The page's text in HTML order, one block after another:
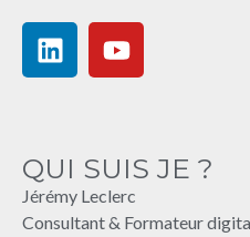
QUI SUIS JE ?
Jérémy Leclerc
Consultant & Formateur